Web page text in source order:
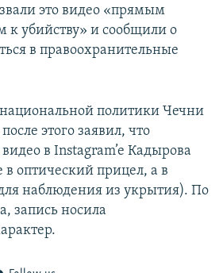
это видео «прямым
к убийству» и сообщили о
в правоохранительные
политики Чечни
этого заявил, что
в Instagram’e Кадырова
оптический прицел, а в
наблюдения из укрытия). По
запись носила